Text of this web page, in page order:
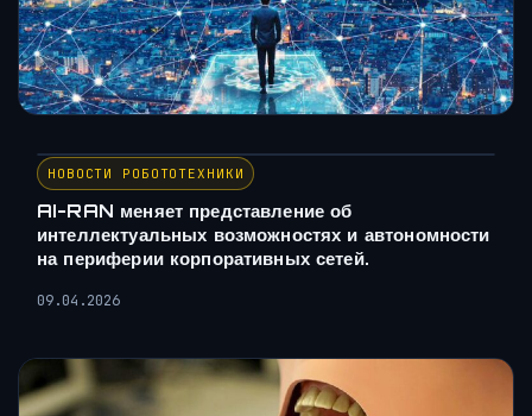
НОВОСТИ РОБОТОТЕХНИКИ
AI-RAN меняет представление об
интеллектуальных возможностях и автономности
на периферии корпоративных сетей.
09.04.2026